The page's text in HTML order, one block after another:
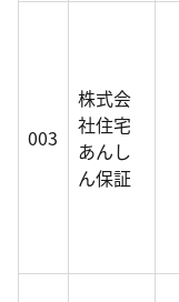
003
株式会
社住宅
あんし
ん保証